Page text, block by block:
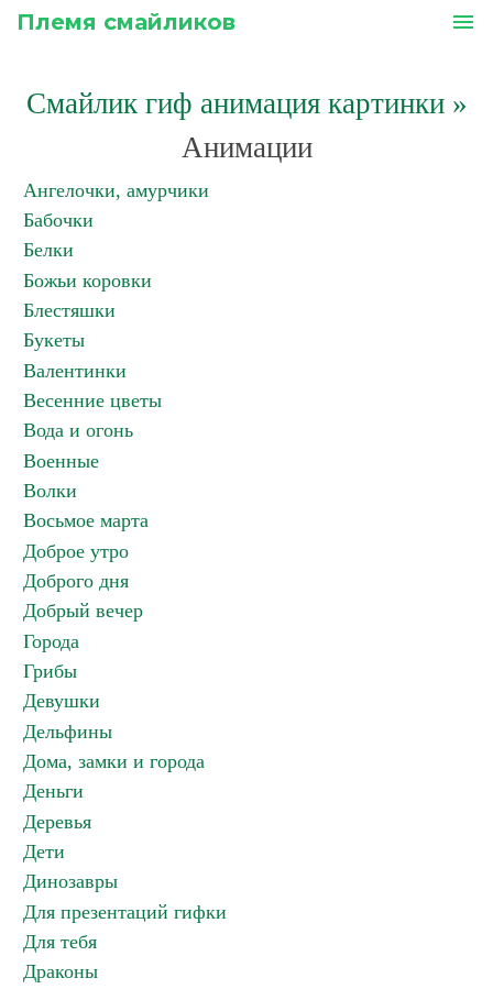
Племя смайликов menu
Смайлик гиф анимация картинки»
Анимации
Ангелочки, амурчики
Бабочки
Белки
Божьи коровки
Блестяшки
Букеты
Валентинки
Весенние цветы
Вода и огонь
Военные
Волки
Восьмое марта
Доброе утро
Доброго дня
Добрый вечер
Города
Грибы
Девушки
Дельфины
Дома, замки и города
Деньги
Деревья
Дети
Динозавры
Для презентаций гифки
Для тебя
Драконы